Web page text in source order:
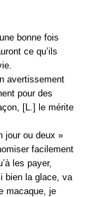
bonne fois
ce qu’ils
avertissement
pour des
[L.] le mérite
jour ou deux »
facilement
les payer,
bien la glace, va
macaque, je